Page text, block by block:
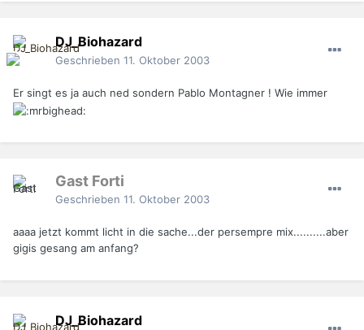
DJ_Biohazard
Geschrieben 11. Oktober 2003
Er singt es ja auch ned sondern Pablo Montagner ! Wie immer
Gast Forti
Geschrieben 11. Oktober 2003
aaaa jetzt kommt licht in die sache...der persempre mix..........aber
gigis gesang am anfang?
DJ_Biohazard